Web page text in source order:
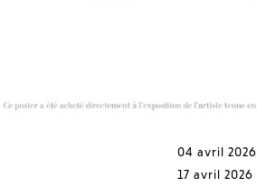
04 avril 2026
17 avril 2026